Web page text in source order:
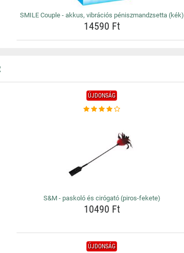
SMILE Couple - akkus, vibrációs péniszmandzsetta (kék)
14590 Ft
ÚJDONSÁG
S&M - paskoló és cirógató (piros-fekete)
10490 Ft
ÚJDONSÁG